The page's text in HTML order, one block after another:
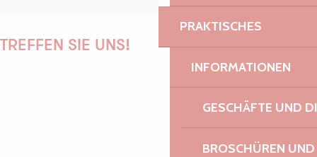
PRAKTISCHES
INFORMATIONEN
GESCHÄFTE UND
BROSCHÜREN
TREFFEN SIE UNS!
PAULINE